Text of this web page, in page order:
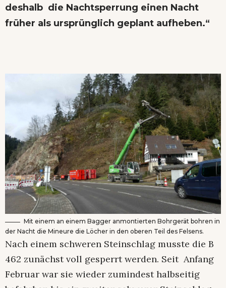
deshalb die Nachtsperrung einen Nacht
früher als ursprünglich geplant aufheben.“
Mit einem an einem Bagger anmontierten Bohrgerät bohren in
der Nacht die Mineure die Löcher in den oberen Teil des Felsens.
Nach einem schweren Steinschlag musste die B
462 zunächst voll gesperrt werden. Seit Anfang
Februar war sie wieder zumindest halbseitig